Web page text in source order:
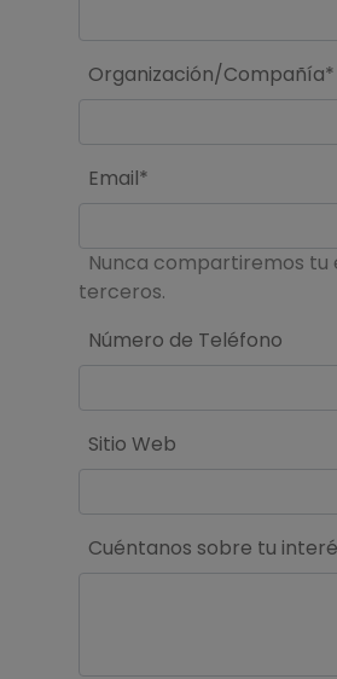
Organización/Compañía*
Email*
Nunca compartiremos tu
terceros.
Número de Teléfono
Sitio Web
Cuéntanos sobre tu